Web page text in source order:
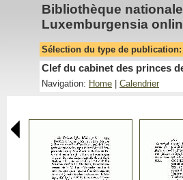
Bibliothèque
Luxemburgensia
Sélection du type de publication:
Clef du cabinet des princes
Navigation: Home Calendrier